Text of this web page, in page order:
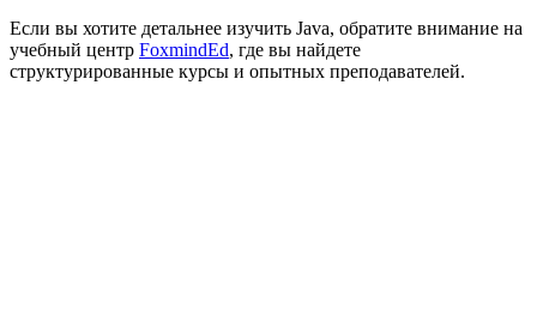
Если вы хотите детальнее изучить Java, обратите внимание на
учебный центр FoxmindEd, где вы найдете
структурированные курсы и опытных преподавателей.